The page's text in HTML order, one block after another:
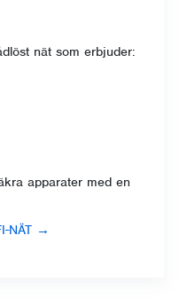
nät som erbjuder:
apparater med en
NÄT →